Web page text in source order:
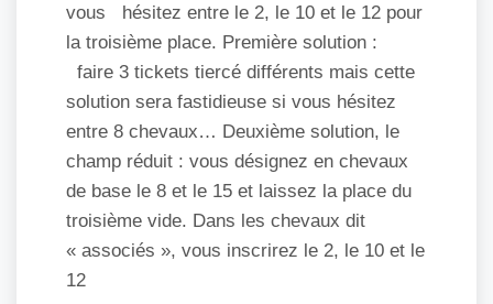
vous hésitez entre le 2, le 10 et le 12 pour
la troisième place. Première solution :
faire 3 tickets tiercé différents mais cette
solution sera fastidieuse si vous hésitez
entre 8 chevaux… Deuxième solution, le
champ réduit : vous désignez en chevaux
de base le 8 et le 15 et laissez la place du
troisième vide. Dans les chevaux dit
« associés », vous inscrirez le 2, le 10 et le
12